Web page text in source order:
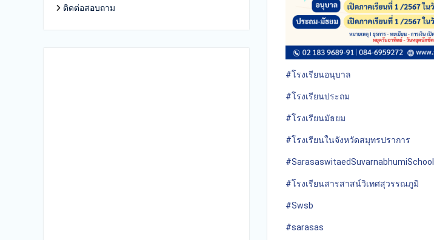
#โรงเรียนอนุบาล
#โรงเรียนประถม
#โรงเรียนมัธยม
#โรงเรียนในจังหวัดสมุทรปราการ
#SarasaswitaedSuvarnabhumiSchool
#โรงเรียนสารสาสน์วิเทศสุวรรณภูมิ
#Swsb
#sarasas
ติดต่อสอบถาม